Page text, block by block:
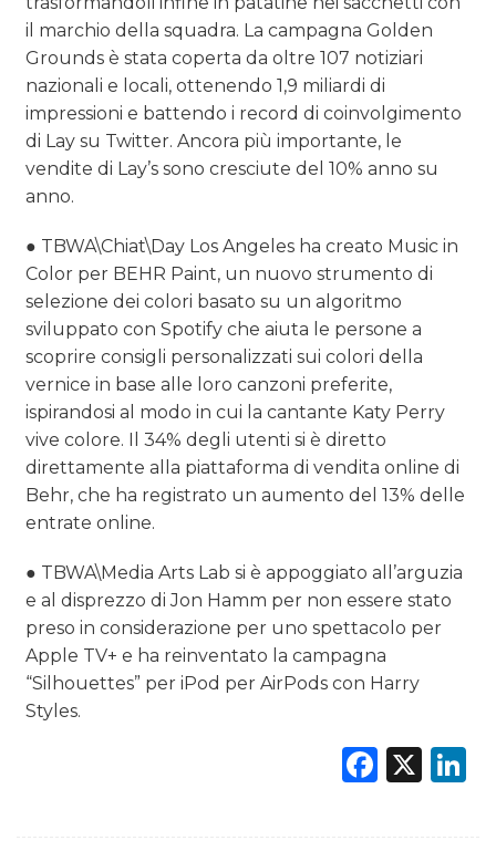
il marchio della squadra. La campagna Golden
Grounds è stata coperta da oltre 107 notiziari
nazionali e locali, ottenendo 1,9 miliardi di
impressioni e battendo i record di coinvolgimento
di Lay su Twitter. Ancora più importante, le
vendite di Lay’s sono cresciute del 10% anno su
anno.
● TBWA\Chiat\Day Los Angeles ha creato Music in
Color per BEHR Paint, un nuovo strumento di
selezione dei colori basato su un algoritmo
sviluppato con Spotify che aiuta le persone a
scoprire consigli personalizzati sui colori della
vernice in base alle loro canzoni preferite,
ispirandosi al modo in cui la cantante Katy Perry
vive colore. Il 34% degli utenti si è diretto
direttamente alla piattaforma di vendita online di
Behr, che ha registrato un aumento del 13% delle
entrate online.
● TBWA\Media Arts Lab si è appoggiato all’arguzia
e al disprezzo di Jon Hamm per non essere stato
preso in considerazione per uno spettacolo per
Apple TV+ e ha reinventato la campagna
“Silhouettes” per iPod per AirPods con Harry
Styles.
X